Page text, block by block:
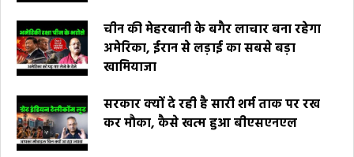
चीन की मेहरबानी के बगैर लाचार बना रहेगा
अमेरिका, ईरान से लड़ाई का सबसे बड़ा
खामियाजा
सरकार क्यों दे रही है सारी शर्म ताक पर रख
कर मौका, कैसे खत्म हुआ बीएसएनएल